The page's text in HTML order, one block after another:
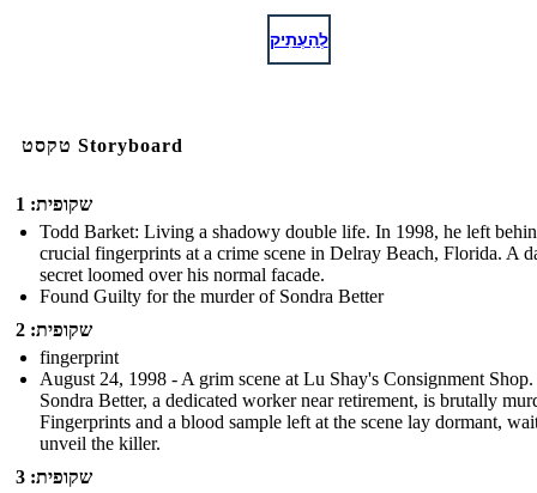
לְהַעְתִיק
טקסט Storyboard
שקופית: 1
Todd Barket: Living a shadowy double life. In 1998, he left
crucial fingerprints at a crime scene in Delray Beach, Florida. A
secret loomed over his normal facade.
Found Guilty for the murder of Sondra Better
שקופית: 2
fingerprint
August 24, 1998 - A grim scene at Lu Shay's Consignment Shop.
Sondra Better, a dedicated worker near retirement, is brutally
Fingerprints and a blood sample left at the scene lay dormant,
unveil the killer.
שקופית: 3